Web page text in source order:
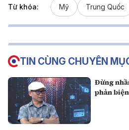
Từ khóa: Mỹ Trung Quốc
TIN CÙNG CHUYÊN
Đừng
phản